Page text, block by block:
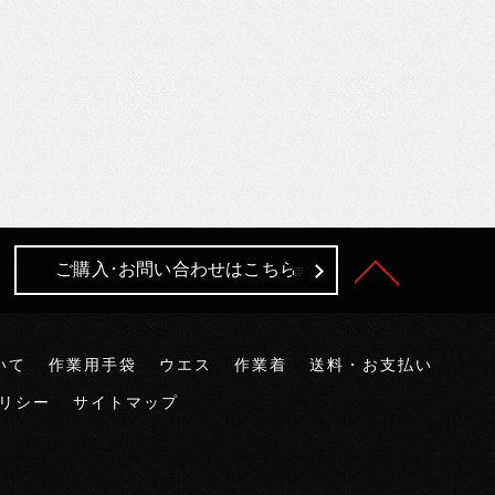
ご購入･お問い合わせはこちら
て 作業用手袋 ウエス 作業着 送料・お支払い
シー サイトマップ